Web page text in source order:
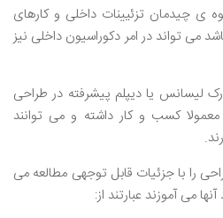
ی چیدمان تزئیینات داخلی و کارهای
می تواند در امر دکوراسیون داخلی نیز
لیسانس یا دیپلم پیشرفته در طراحی
کسب و کار داشته و می توانند
را با جزئیات قابل توجهی مطالعه می
می آموزند عبارتند از: